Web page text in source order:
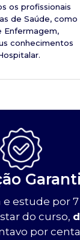
os profissionais
de Saúde, como
Enfermagem,
conhecimentos
estude por 7
do curso,
por